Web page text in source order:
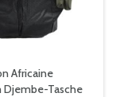
Africaine
Djembe-Tasche